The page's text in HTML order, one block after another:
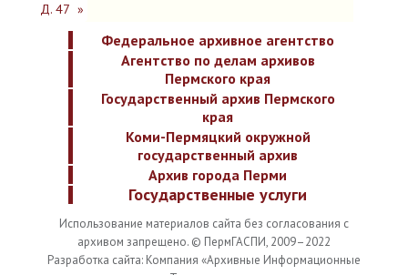
Д. 47 »
Федеральное архивное агентство
Агентство по делам архивов
Пермского края
Государственный архив Пермского
края
Коми-Пермяцкий окружной
государственный архив
Архив города Перми
Государственные услуги
Использование материалов сайта без согласования с
архивом запрещено. © ПермГАСПИ, 2009–2022
Разработка сайта: Компания «Архивные Информационные